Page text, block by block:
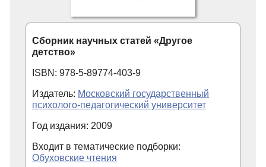
Сборник научных статей «Другое
детство»
ISBN: 978-5-89774-403-9
Издатель: Московский государственный
психолого-педагогический университет
Год издания: 2009
Входит в тематические подборки:
Обуховские чтения